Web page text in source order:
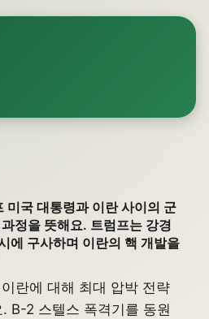
미국 대통령과 이란 사이의 군
정을 뜻해요. 트럼프는 강경
에 구사하며 이란의 핵 개발을
란에 대해 최대 압박 전략
B-2 스텔스 폭격기를 동원